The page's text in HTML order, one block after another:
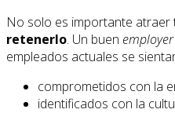
No solo es importante atraer
retenerlo. Un buen
empleados actuales se
comprometidos con la
identificados con la